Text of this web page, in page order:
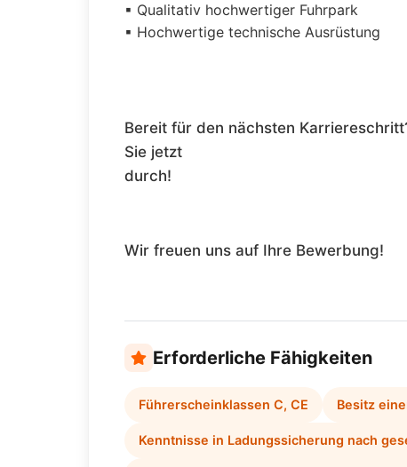
▪ Qualitativ hochwertiger Fuhrpark
▪ Hochwertige technische Ausrüstung
Bereit für den nächsten
Sie jetzt
durch!
Wir freuen uns auf Ihre Bewerbung!
Erforderliche Fähigkeiten
Führerscheinklassen C, CE Besitz
Kenntnisse in Ladungssicherung nach